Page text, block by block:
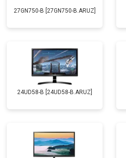
27GN750-B [27GN750-B.ARUZ]
24UD58-B [24UD58-B.ARUZ]